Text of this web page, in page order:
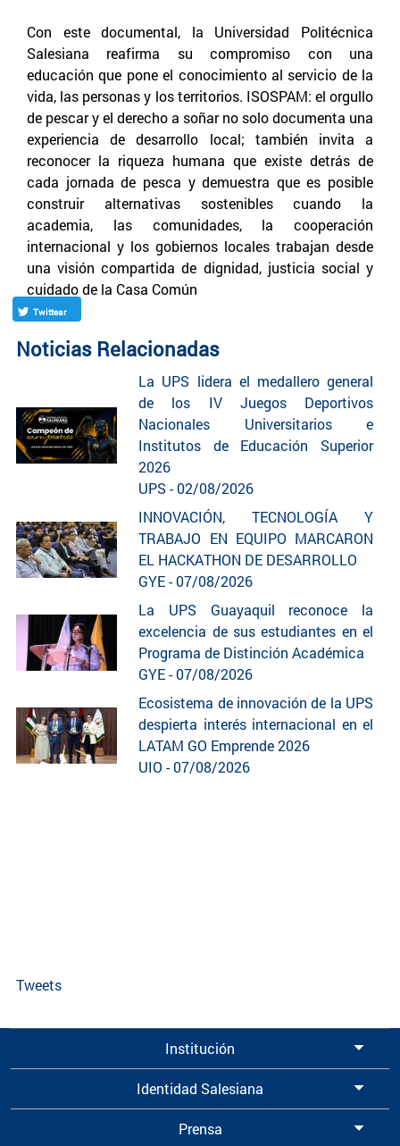
Con este documental, la Universidad Politécnica
Salesiana reafirma su compromiso con una
educación que pone el conocimiento al servicio de la
vida, las personas y los territorios. ISOSPAM: el orgullo
de pescar y el derecho a soñar no solo documenta una
experiencia de desarrollo local; también invita a
reconocer la riqueza humana que existe detrás de
cada jornada de pesca y demuestra que es posible
construir alternativas sostenibles cuando la
academia, las comunidades, la cooperación
internacional y los gobiernos locales trabajan desde
una visión compartida de dignidad, justicia social y
cuidado de la Casa Común
Twittear
Noticias Relacionadas
La UPS lidera el medallero general
de los IV Juegos Deportivos
Nacionales Universitarios e
Institutos de Educación Superior
2026
UPS - 02/08/2026
INNOVACIÓN, TECNOLOGÍA Y
TRABAJO EN EQUIPO MARCARON
EL HACKATHON DE DESARROLLO
GYE - 07/08/2026
La UPS Guayaquil reconoce la
excelencia de sus estudiantes en el
Programa de Distinción Académica
GYE - 07/08/2026
Ecosistema de innovación de la UPS
despierta interés internacional en el
LATAM GO Emprende 2026
UIO - 07/08/2026
Tweets
Institución
Identidad Salesiana
Prensa